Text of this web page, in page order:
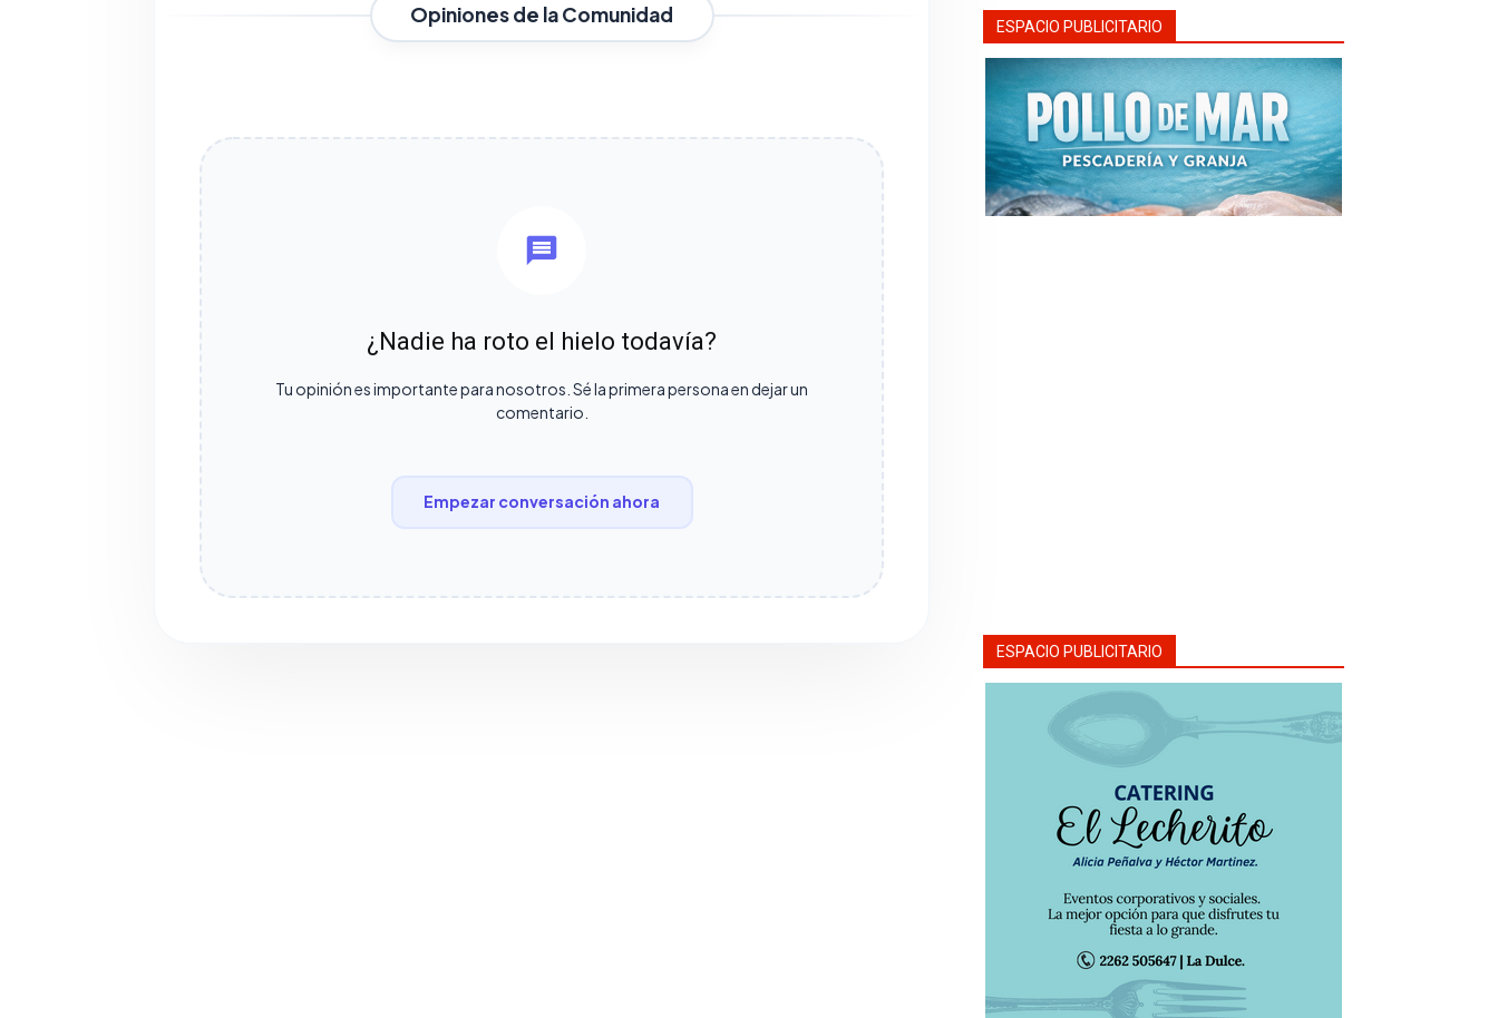
Opiniones de la Comunidad
¿Nadie ha roto el hielo todavía?
Tu opinión es importante para nosotros. Sé la primera persona en dejar un
comentario.
Empezar conversación ahora
ESPACIO PUBLICITARIO
ESPACIO PUBLICITARIO